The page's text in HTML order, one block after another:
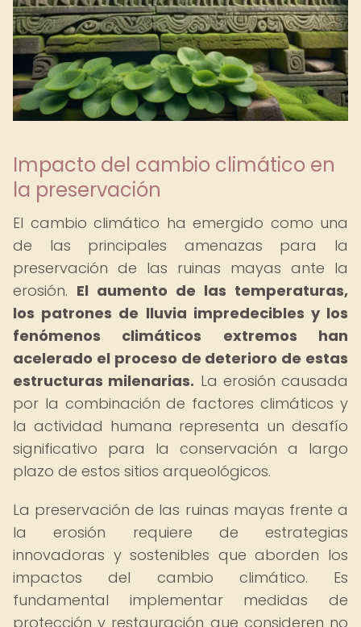
Impacto del cambio climático en
la preservación
El cambio climático ha emergido como una
de las principales amenazas para la
preservación de las ruinas mayas ante la
erosión. El aumento de las temperaturas,
los patrones de lluvia impredecibles y los
fenómenos climáticos extremos han
acelerado el proceso de deterioro de estas
estructuras milenarias. La erosión causada
por la combinación de factores climáticos y
la actividad humana representa un desafío
significativo para la conservación a largo
plazo de estos sitios arqueológicos.
La preservación de las ruinas mayas frente a
la erosión requiere de estrategias
innovadoras y sostenibles que aborden los
impactos del cambio climático. Es
fundamental implementar medidas de
protección y restauración que consideren no